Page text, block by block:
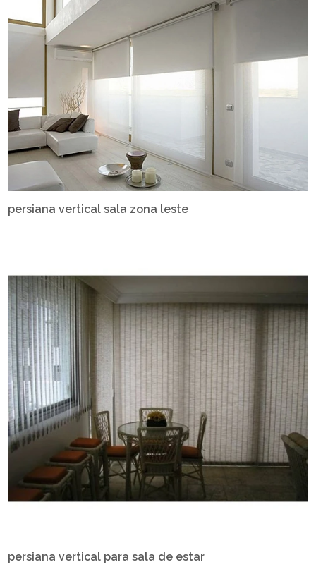
persiana vertical sala zona leste
persiana vertical para sala de estar